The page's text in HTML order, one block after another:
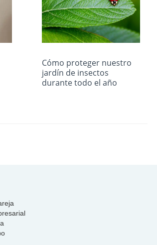
Cómo proteger nuestro
jardín de insectos
durante todo el año